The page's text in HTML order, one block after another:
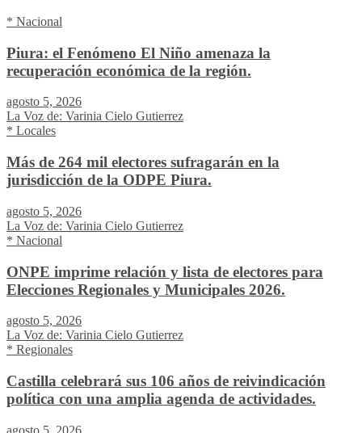
* Nacional
Piura: el Fenómeno El Niño amenaza la
recuperación económica de la región.
agosto 5, 2026
La Voz de: Varinia Cielo Gutierrez
* Locales
Más de 264 mil electores sufragarán en la
jurisdicción de la ODPE Piura.
agosto 5, 2026
La Voz de: Varinia Cielo Gutierrez
* Nacional
ONPE imprime relación y lista de electores para
Elecciones Regionales y Municipales 2026.
agosto 5, 2026
La Voz de: Varinia Cielo Gutierrez
* Regionales
Castilla celebrará sus 106 años de reivindicación
política con una amplia agenda de actividades.
agosto 5, 2026